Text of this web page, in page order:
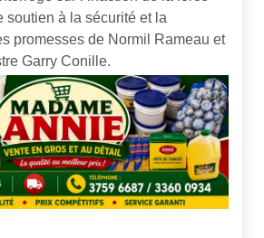
soutien à la sécurité et la
promesses de Normil Rameau et
Garry Conille.